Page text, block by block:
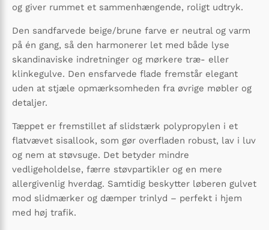
og giver rummet et sammenhængende, roligt udtryk.
Den sandfarvede beige/brune farve er neutral og varm
på én gang, så den harmonerer let med både lyse
skandinaviske indretninger og mørkere træ- eller
klinkegulve. Den ensfarvede flade fremstår elegant
uden at stjæle opmærksomheden fra øvrige møbler og
detaljer.
Tæppet er fremstillet af slidstærk polypropylen i et
flatvævet sisallook, som gør overfladen robust, lav i luv
og nem at støvsuge. Det betyder mindre
vedligeholdelse, færre støvpartikler og en mere
allergivenlig hverdag. Samtidig beskytter løberen gulvet
mod slidmærker og dæmper trinlyd – perfekt i hjem
med høj trafik.